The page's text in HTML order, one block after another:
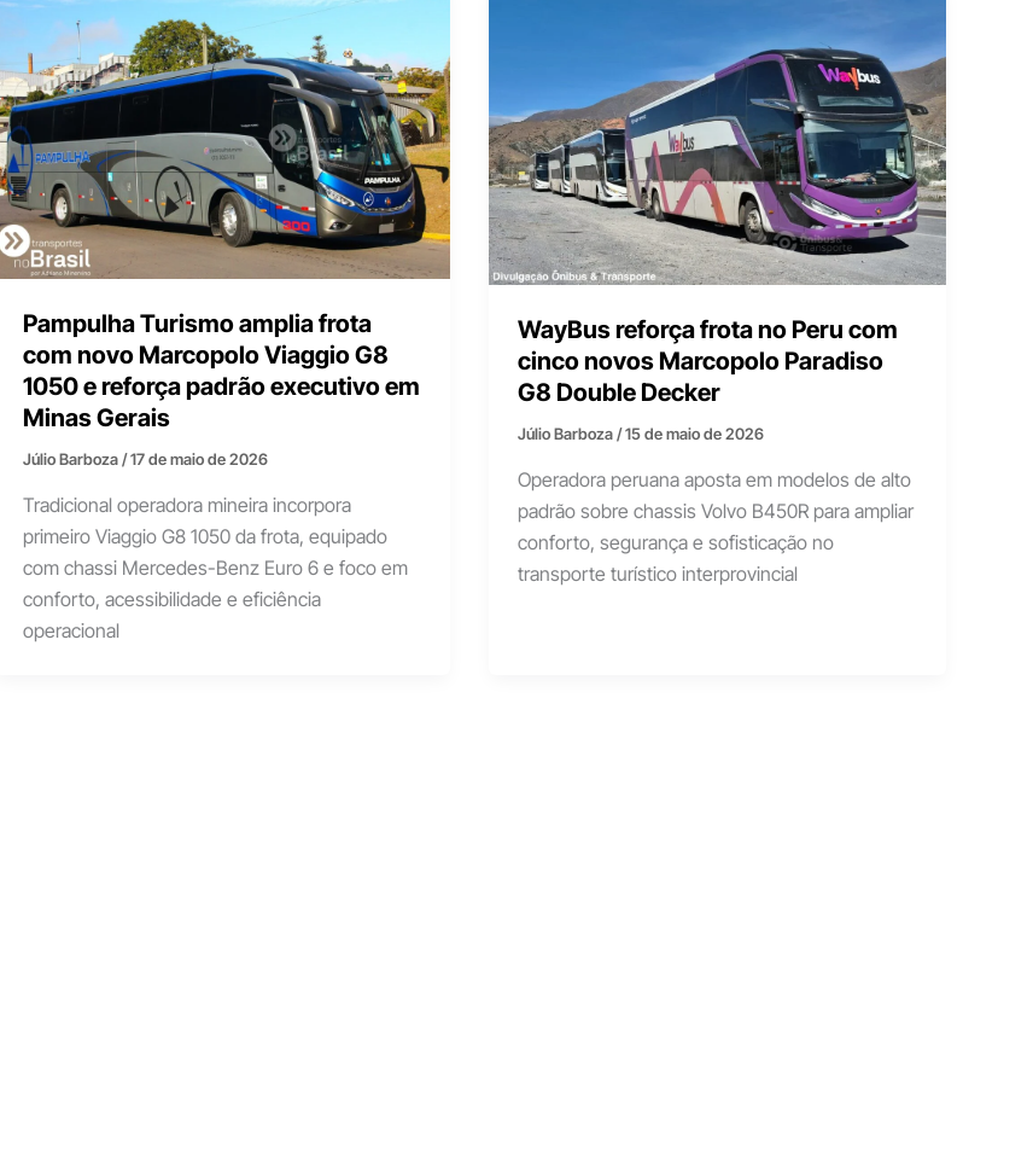
Pampulha Turismo amplia frota
com novo Marcopolo Viaggio G8
1050 e reforça padrão executivo em
Minas Gerais
Júlio Barboza/17 de maio de 2026
Tradicional operadora mineira incorpora
primeiro Viaggio G8 1050 da frota, equipado
com chassi Mercedes-Benz Euro 6 e foco em
conforto, acessibilidade e eficiência
operacional
WayBus reforça frota no Peru com
cinco novos Marcopolo Paradiso
G8 Double Decker
Júlio Barboza/15 de maio de 2026
Operadora peruana aposta em modelos de alto
padrão sobre chassis Volvo B450R para ampliar
conforto, segurança e sofisticação no
transporte turístico interprovincial